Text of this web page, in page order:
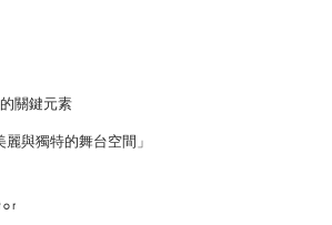
關鍵元素
與獨特的舞台空間」